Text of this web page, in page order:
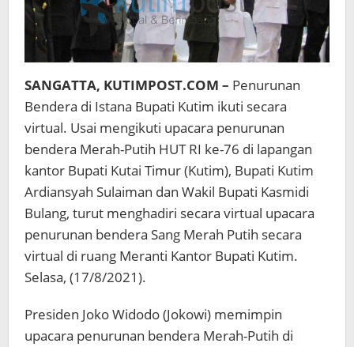
SANGATTA, KUTIMPOST.COM – Penurunan
Bendera di Istana Bupati Kutim ikuti secara
virtual. Usai mengikuti upacara penurunan
bendera Merah-Putih HUT RI ke-76 di lapangan
kantor Bupati Kutai Timur (Kutim), Bupati Kutim
Ardiansyah Sulaiman dan Wakil Bupati Kasmidi
Bulang, turut menghadiri secara virtual upacara
penurunan bendera Sang Merah Putih secara
virtual di ruang Meranti Kantor Bupati Kutim.
Selasa, (17/8/2021).
Presiden Joko Widodo (Jokowi) memimpin
upacara penurunan bendera Merah-Putih di